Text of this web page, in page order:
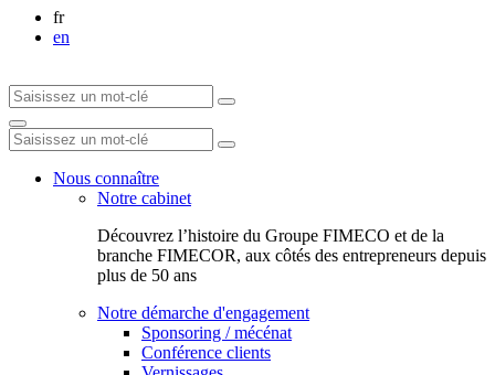
fr
en
Nous connaître
Notre cabinet
Découvrez l’histoire du Groupe FIMECO et de la
branche FIMECOR, aux côtés des entrepreneurs depuis
plus de 50 ans
Notre démarche d'engagement
Sponsoring / mécénat
Conférence clients